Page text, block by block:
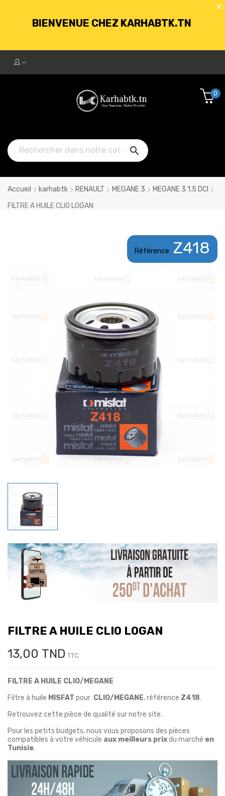
BIENVENUE CHEZ KARHABTK.TN
250DT D'ACHATS

0
Accueil karhabtk RENAULT MEGANE 3
MEGANE 3 1.5 DCI
FILTRE A HUILE CLIO LOGAN
Référence Z418
FILTRE A HUILE CLIO LOGAN
13,00 TND TTC
FILTRE A HUILE CLIO/MEGANE
Filtre à huile MISFAT pour CLIO/MEGANE, référence Z418.
Retrouvez cette pièce de qualité sur notre site.
Pour les petits budgets, nous vous proposons des pièces
compatibles à votre véhicule aux meilleurs prixdu marché en
Tunisie.